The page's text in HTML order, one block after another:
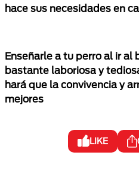
hace sus necesidades en
Enseñarle a tu perro al ir al
bastante laboriosa y
hará que la convivencia y
mejores
LIKE